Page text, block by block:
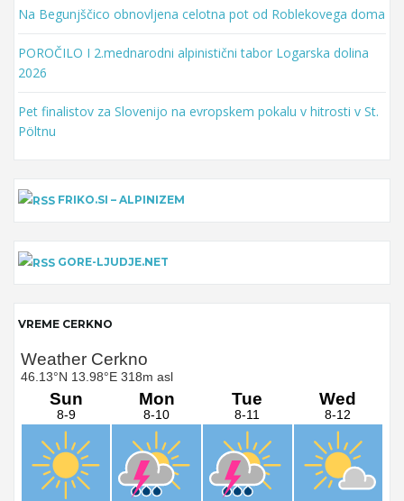
Na Begunjščico obnovljena celotna pot od Roblekovega doma
POROČILO I 2.mednarodni alpinistični tabor Logarska dolina
2026
Pet finalistov za Slovenijo na evropskem pokalu v hitrosti v St.
Pöltnu
FRIKO.SI – ALPINIZEM
GORE-LJUDJE.NET
VREME CERKNO